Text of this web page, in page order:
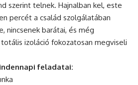
szerint telnek. Hajnalban kel, este
percét a család szolgálatában
nincsenek barátai, és még
izoláció fokozatosan megviseli
feladatai: